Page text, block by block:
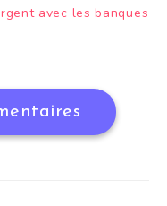
avec les banques